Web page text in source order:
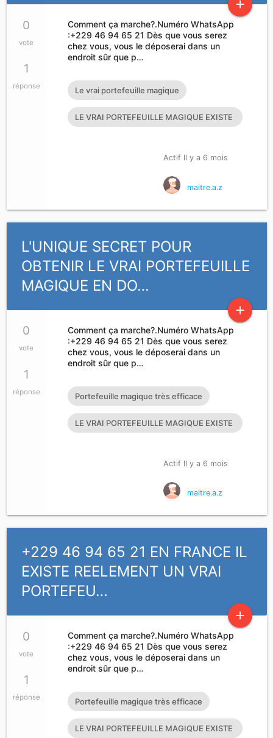
add
0
vote
1
réponse
Comment ça marche?.Numéro WhatsApp
:+229 46 94 65 21 Dès que vous serez
chez vous, vous le déposerai dans un
endroit sûr que p…
Le vrai portefeuille magique
LE VRAI PORTEFEUILLE MAGIQUE EXISTE
Actif Il y a 6 mois
maitre.a.z
L'UNIQUE SECRET POUR
OBTENIR LE VRAI PORTEFEUILLE
MAGIQUE EN DO…
add
0
vote
1
réponse
Comment ça marche?.Numéro WhatsApp
:+229 46 94 65 21 Dès que vous serez
chez vous, vous le déposerai dans un
endroit sûr que p…
Portefeuille magique très efficace
LE VRAI PORTEFEUILLE MAGIQUE EXISTE
Actif Il y a 6 mois
maitre.a.z
+229 46 94 65 21 EN FRANCE IL
EXISTE REELEMENT UN VRAI
PORTEFEU…
add
0
vote
1
réponse
Comment ça marche?.Numéro WhatsApp
:+229 46 94 65 21 Dès que vous serez
chez vous, vous le déposerai dans un
endroit sûr que p…
Portefeuille magique très efficace
LE VRAI PORTEFEUILLE MAGIQUE EXISTE